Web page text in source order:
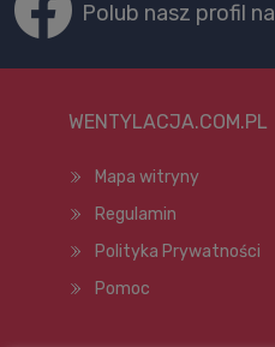
Polub nasz profil
WENTYLACJA.COM.PL
Mapa witryny
Regulamin
Polityka Prywatności
Pomoc